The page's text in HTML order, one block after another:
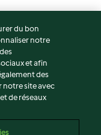
du bon
notre
et afin
des
site avec
de réseaux